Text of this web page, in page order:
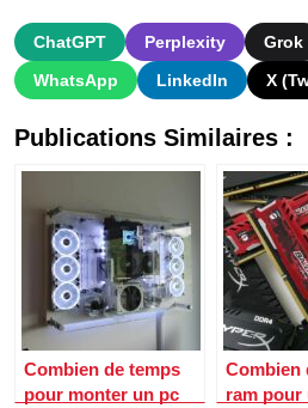
ChatGPT Perplexity Grok
WhatsApp
LinkedIn X
Publications Similaires :
Combien de temps
pour monter un pc
Combien
ram pour